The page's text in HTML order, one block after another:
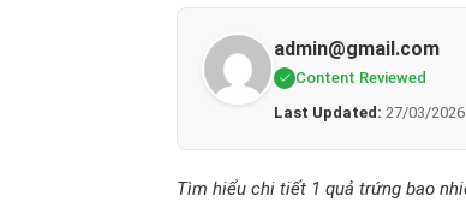
admin@gmail.com
Content Reviewed
Last Updated: 27/03/2026
Tìm hiểu chi tiết 1 quả trứng bao